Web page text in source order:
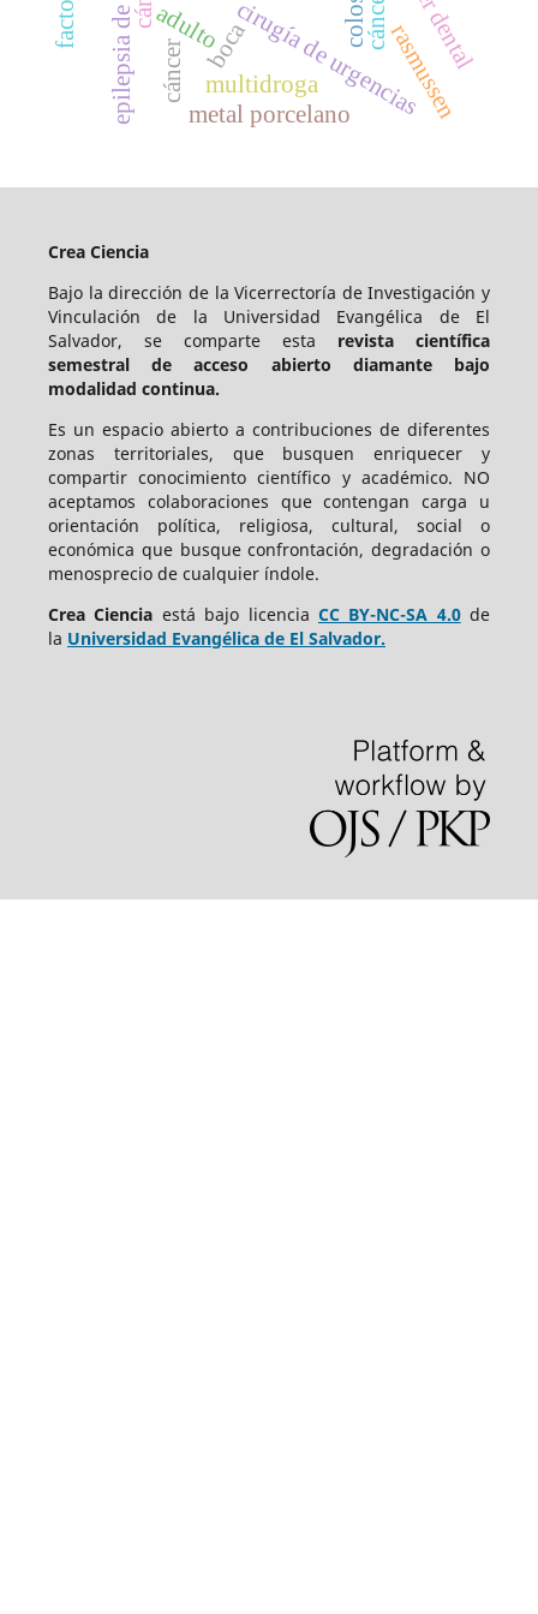
cirugía de urgenciasrasmussen
adultoboca
cáncer multidroga
metal porcelano
Crea Ciencia
Bajo la dirección de la Vicerrectoría de Investigación y
Vinculación de la Universidad Evangélica de El
Salvador, se comparte esta revista científica
semestral de acceso abierto diamante bajo
modalidad continua.
Es un espacio abierto a contribuciones de diferentes
zonas territoriales, que busquen enriquecer y
compartir conocimiento científico y académico. NO
aceptamos colaboraciones que contengan carga u
orientación política, religiosa, cultural, social o
económica que busque confrontación, degradación o
menosprecio de cualquier índole.
Crea Ciencia está bajo licencia CC BY-NC-SA 4.0de
la Universidad Evangélica de El Salvador.